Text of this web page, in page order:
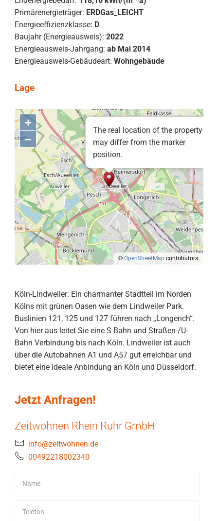
Primärenergieträger: ERDGas_LEICHT
Energieeffizienzklasse: D
Baujahr (Energieausweis): 2022
Energieausweis-Jahrgang: ab Mai 2014
Energieausweis-Gebäudeart: Wohngebäude
The real location of the property
may differ from the marker
position.
+
–
© OpenStreetMap contributors.
Köln-Lindweiler: Ein charmanter Stadtteil im Norden
Kölns mit grünen Oasen wie dem Lindweiler Park.
Buslinien 121, 125 und 127 führen nach „Longerich“.
Von hier aus leitet Sie eine S-Bahn und Straßen-/U-
Bahn Verbindung bis nach Köln. Lindweiler ist auch
über die Autobahnen A1 und A57 gut erreichbar und
bietet eine ideale Anbindung an Köln und Düsseldorf.
Jetzt Anfragen!
Zeitwohnen Rhein Ruhr GmbH
info@zeitwohnen.de
00492218002340